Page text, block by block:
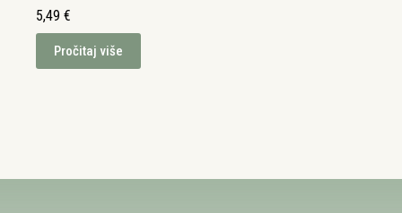
5,49 €
Pročitaj više